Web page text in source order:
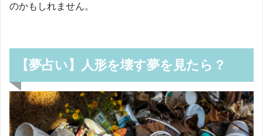
のかもしれません。
【夢占い】人形を壊す夢を見たら？